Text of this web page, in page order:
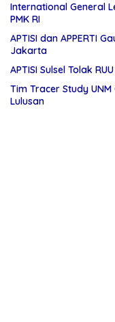
International General
PMK RI
APTISI dan APPERTI
Jakarta
APTISI Sulsel Tolak
Tim Tracer Study
Lulusan